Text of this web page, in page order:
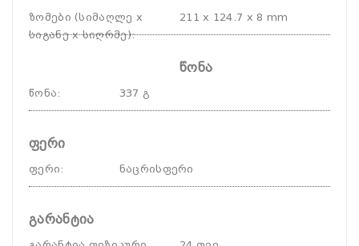
ზომები (სიმაღლე x
სიგანე x სიღრმე):
211 x 124.7 x 8 mm
წონა
წონა: 337 გ
ფერი
ფერი: ნაცრისფერი
გარანტია